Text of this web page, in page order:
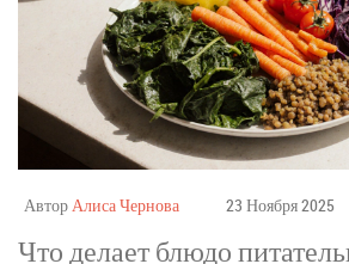
АвторАлиса Чернова 23 Ноября 2025
Что делает блюдо